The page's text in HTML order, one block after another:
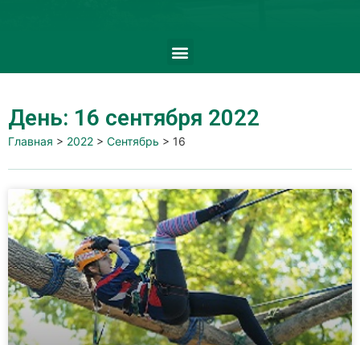
День: 16 сентября 2022
Главная > 2022 > Сентябрь > 16